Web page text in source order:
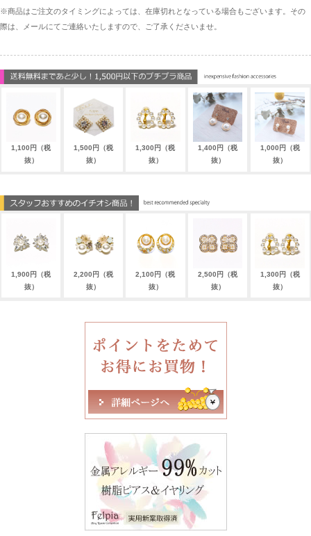
※商品はご注文のタイミングによっては、在庫切れとなっている場合もございます。その
際は、メールにてご連絡いたしますので、ご了承くださいませ。
1,100円（税
抜）
1,500円（税
抜）
1,300円（税
抜）
1,400円（税
抜）
1,000円（税
抜）
1,900円（税
抜）
2,200円（税
抜）
2,100円（税
抜）
2,500円（税
抜）
1,300円（税
抜）